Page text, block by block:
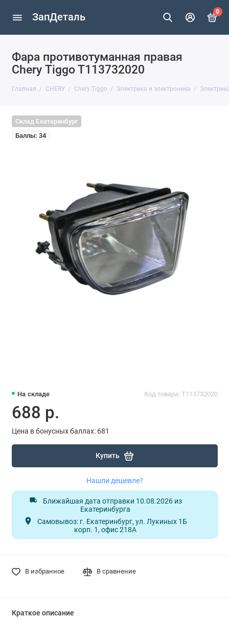
ЗапДеталь 0
Фара противотуманная правая
Chery Тiggo T113732020
Главная CHERY Chery Tiggo Электрика и электроника
Склад Екатеринбург
Баллы: 34
На складе Код товара: T113732020
688 р.
Цена в бонусных баллах: 681
Купить
Нашли дешевле?
Ближайшая дата отправки 10.08.2026 из
Екатеринбурга
Самовывоз: г. Екатеринбург, ул. Лукиных 1Б
корп. 1, офис 218А
В избранное В сравнение
Краткое описание